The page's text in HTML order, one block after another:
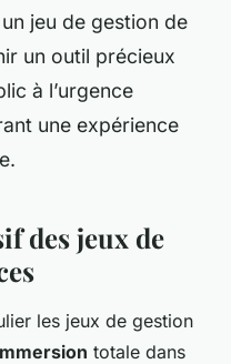
jeu de gestion de
un outil précieux
à l’urgence
une expérience
des jeux de
les jeux de gestion
totale dans